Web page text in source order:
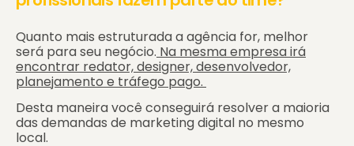
Quanto mais estruturada a agência for, melhor
será para seu negócio. Na mesma empresa irá
encontrar redator, designer, desenvolvedor,
planejamento e tráfego pago.
Desta maneira você conseguirá resolver a maioria
das demandas de marketing digital no mesmo
local.